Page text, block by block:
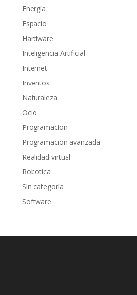
Energía
Espacio
Hardware
Inteligencia Artificial
Internet
Inventos
Naturaleza
Ocio
Programacion
Programacion avanzada
Realidad virtual
Robotica
Sin categoría
Software